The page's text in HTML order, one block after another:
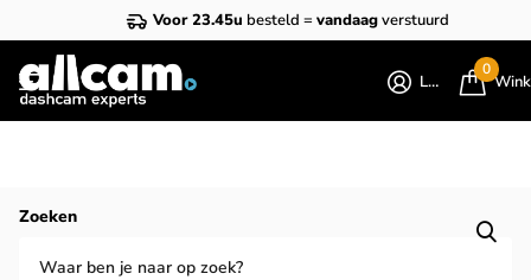
Voor 23.45u besteld = vandaagverstuurd
Zoeken
Login
0
Homepage